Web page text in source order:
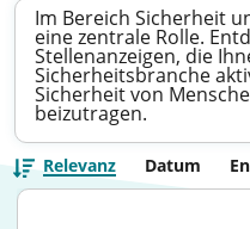
Im Bereich Sicherheit
eine zentrale Rolle.
Stellenanzeigen, die
Sicherheitsbranche
Sicherheit von
beizutragen.
Relevanz Datum